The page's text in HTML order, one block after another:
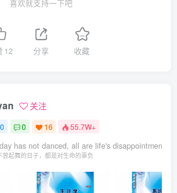
喜欢就支持一下吧
12 分享 收藏
关注
0 16 55.7W+
has not danced, all are life's disappointment.
曾起舞的日子，都是对生命的辜负